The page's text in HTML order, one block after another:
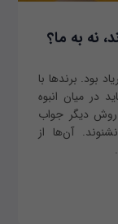
نه به ما؟
بود. برندها با
در میان انبوه
روش دیگر جواب
آن‌ها از